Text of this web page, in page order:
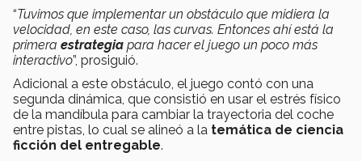
“Tuvimos que implementar un obstáculo que midiera la
velocidad, en este caso, las curvas. Entonces ahí está la
primera estrategia para hacer el juego un poco más
interactivo”, prosiguió.
Adicional a este obstáculo, el juego contó con una
segunda dinámica, que consistió en usar el estrés físico
de la mandíbula para cambiar la trayectoria del coche
entre pistas, lo cual se alineó a la temática de ciencia
ficción del entregable.